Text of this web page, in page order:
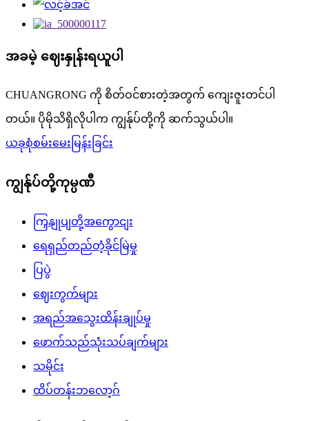
အခမဲ့ ဈေးနှုန်းရယူပါ
CHUANGRONG ကို စိတ်ဝင်စားတဲ့အတွက် ကျေးဇူးတင်ပါ
တယ်။ ပိုမိုသိရှိလိုပါက ကျွန်ုပ်တို့ကို ဆက်သွယ်ပါ။
ယခုစုံစမ်းမေးမြန်းခြင်း
ကျွန်ုပ်တို့ကုမ္ပဏီ
ကြှနျုပျတို့အကွောငျး
ရေရှည်တည်တံ့ခိုင်မြဲမှု
ပြပွဲ
ဈေးကွက်များ
အရည်အသွေးထိန်းချုပ်မှု
ဖောက်သည်သုံးသပ်ချက်များ
သမိုင်း
ထိပ်တန်းဘလော့ဂ်